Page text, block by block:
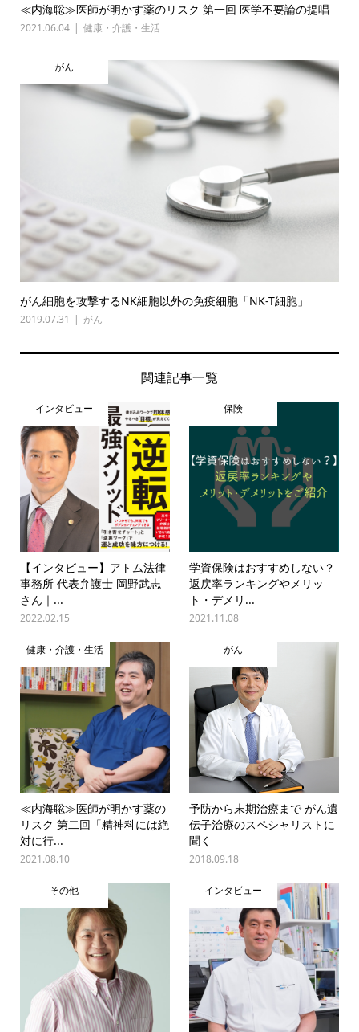
≪内海聡≫医師が明かす薬のリスク 第一回 医学不要論の提唱
2021.06.04 健康・介護・生活
がん
がん細胞を攻撃するNK細胞以外の免疫細胞「NK-T細胞」
2019.07.31 がん
関連記事一覧
インタビュー
【インタビュー】アトム法律
事務所 代表弁護士 岡野武志
さん｜...
2022.02.15
保険
学資保険はおすすめしない？
返戻率ランキングやメリッ
ト・デメリ...
2021.11.08
健康・介護・生活
≪内海聡≫医師が明かす薬の
リスク 第二回「精神科には絶
対に行...
2021.08.10
がん
予防から末期治療まで がん遺
伝子治療のスペシャリストに
聞く
2018.09.18
その他 インタビュー